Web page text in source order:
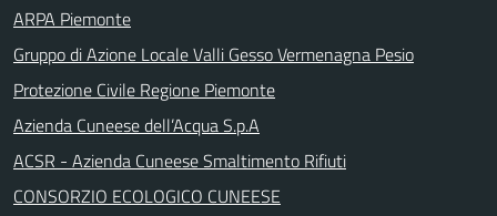
ARPA Piemonte
Gruppo di Azione Locale Valli Gesso Vermenagna Pesio
Protezione Civile Regione Piemonte
Azienda Cuneese dell’Acqua S.p.A
ACSR - Azienda Cuneese Smaltimento Rifiuti
CONSORZIO ECOLOGICO CUNEESE